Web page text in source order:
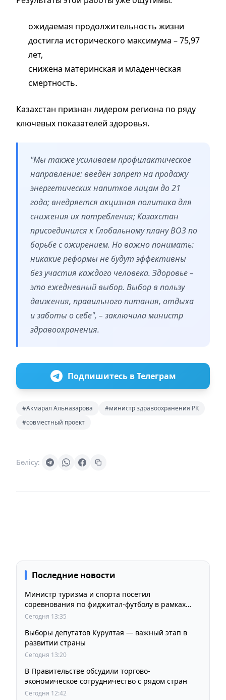
ожидаемая продолжительность жизни
достигла исторического максимума – 75,97
лет,
снижена материнская и младенческая
смертность.
Казахстан признан лидером региона по ряду
ключевых показателей здоровья.
"Мы также усиливаем профилактическое
направление: введён запрет на продажу
энергетических напитков лицам до 21
года; внедряется акцизная политика для
снижения их потребления; Казахстан
присоединился к Глобальному плану ВОЗ по
борьбе с ожирением. Но важно понимать:
никакие реформы не будут эффективны
без участия каждого человека. Здоровье –
это ежедневный выбор. Выбор в пользу
движения, правильного питания, отдыха
и заботы о себе", – заключила министр
здравоохранения.
Подпишитесь в Телеграм
#Акмарал Альназарова
#министр здравоохранения РК
#совместный проект
Бөлісу:
Последние новости
Министр туризма и спорта посетил
соревнования по фиджитал-футболу в рамках
«Игр Будущего 2026»
Сегодня 13:35
Выборы депутатов Курултая — важный этап в
развитии страны
Сегодня 13:20
В Правительстве обсудили торгово-
экономическое сотрудничество с рядом стран
Сегодня 12:42